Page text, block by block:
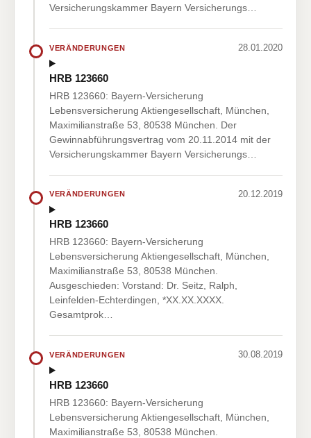
Versicherungskammer Bayern Versicherungs…
VERÄNDERUNGEN 28.01.2020
HRB 123660
HRB 123660: Bayern-Versicherung
Lebensversicherung Aktiengesellschaft, München,
Maximilianstraße 53, 80538 München. Der
Gewinnabführungsvertrag vom 20.11.2014 mit der
Versicherungskammer Bayern Versicherungs…
VERÄNDERUNGEN 20.12.2019
HRB 123660
HRB 123660: Bayern-Versicherung
Lebensversicherung Aktiengesellschaft, München,
Maximilianstraße 53, 80538 München.
Ausgeschieden: Vorstand: Dr. Seitz, Ralph,
Leinfelden-Echterdingen, *XX.XX.XXXX.
Gesamtprok…
VERÄNDERUNGEN 30.08.2019
HRB 123660
HRB 123660: Bayern-Versicherung
Lebensversicherung Aktiengesellschaft, München,
Maximilianstraße 53, 80538 München.